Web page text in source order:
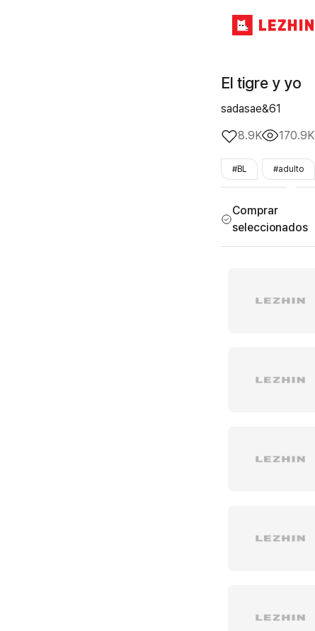
El tigre y yo
sadasae&61
8.9K
170.9K
#BL #adulto
Comprar
seleccionados